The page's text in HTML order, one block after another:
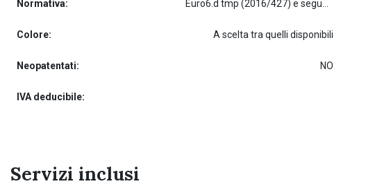
Normativa:
Colore: A scelta tra quelli disponibili
Neopatentati: NO
IVA deducibile:
Servizi inclusi